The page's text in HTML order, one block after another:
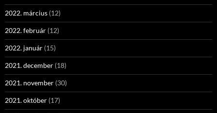
2022. március (12)
2022. február (12)
2022. január (15)
2021. december (18)
2021. november (30)
2021. október (17)